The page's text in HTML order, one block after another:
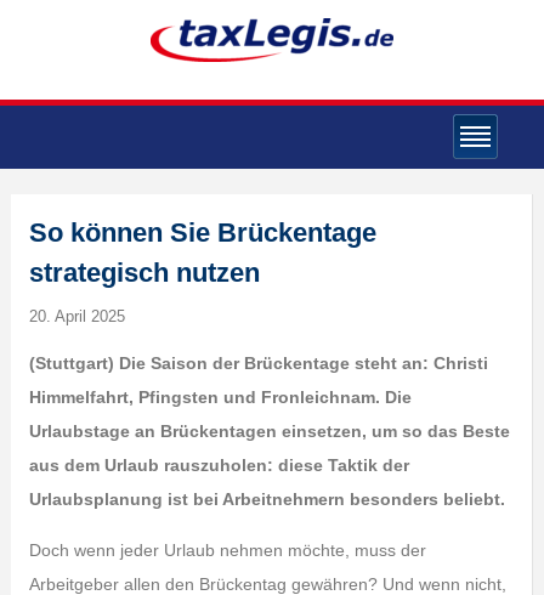
So können Sie Brückentage
strategisch nutzen
20. April 2025
(Stuttgart) Die Saison der Brückentage steht an: Christi
Himmelfahrt, Pfingsten und Fronleichnam. Die
Urlaubstage an Brückentagen einsetzen, um so das Beste
aus dem Urlaub rauszuholen: diese Taktik der
Urlaubsplanung ist bei Arbeitnehmern besonders beliebt.
Doch wenn jeder Urlaub nehmen möchte, muss der
Arbeitgeber allen den Brückentag gewähren? Und wenn nicht,